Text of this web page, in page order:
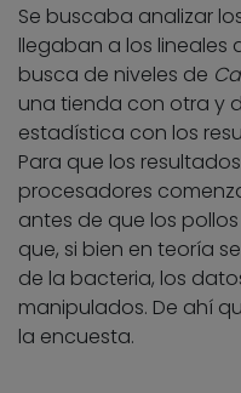
Se buscaba analizar
llegaban a los lineales
busca de niveles de
una tienda con otra y
estadística con los
Para que los
procesadores
antes de que los
que, si bien en teoría
de la bacteria, los
manipulados. De ahí
la encuesta.